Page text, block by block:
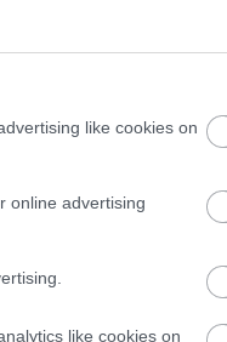
like cookies on
online advertising
like cookies on
sy'n gyfeillgar i gŵn